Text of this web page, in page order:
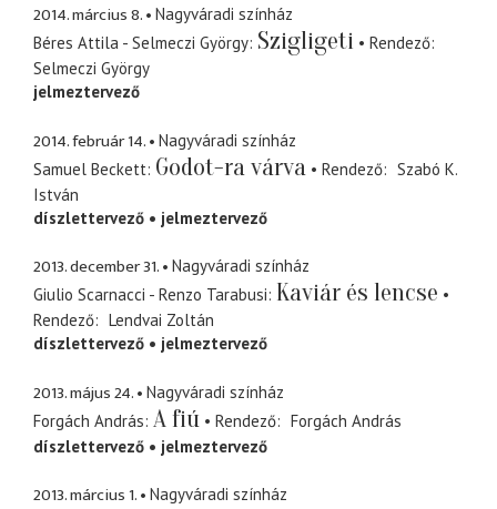
2014. március 8.
Nagyváradi színház
Béres Attila - Selmeczi György Szigligeti
Rendező
Selmeczi György
jelmeztervező
2014. február 14.
Nagyváradi színház
Samuel Beckett Godot-ra várva Rendező
Szabó K.
István
díszlettervező
jelmeztervező
2013. december 31.
Nagyváradi színház
Giulio Scarnacci - Renzo Tarabusi Kaviár és lencse
Rendező
Lendvai Zoltán
díszlettervező
jelmeztervező
2013. május 24.
Nagyváradi színház
Forgách András A fiú Rendező
Forgách András
díszlettervező
jelmeztervező
2013. március 1.
Nagyváradi színház